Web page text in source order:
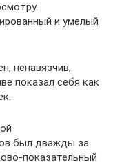
и умелый
ненавязчив,
показал себя как
был дважды за
показательный